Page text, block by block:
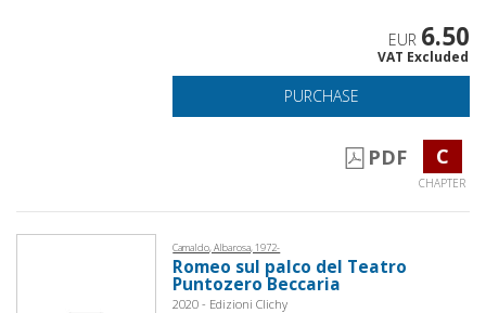
EUR 6.50
VAT Excluded
PURCHASE
PDF C
CHAPTER
Camaldo, Albarosa, 1972-
Romeo sul palco del Teatro
Puntozero Beccaria
2020 - Edizioni Clichy